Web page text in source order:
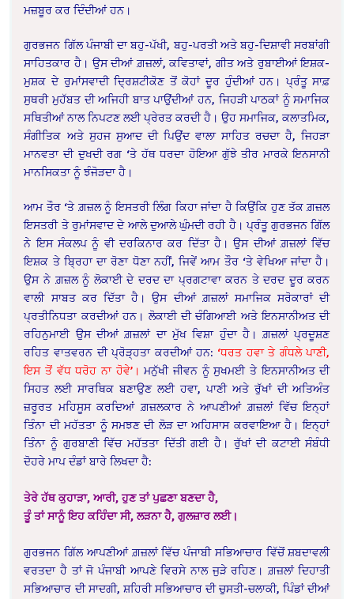
ਮਜ਼ਬੂਰ ਕਰ ਦਿੰਦੀਆਂ ਹਨ।
ਗੁਰਭਜਨ ਗਿੱਲ ਪੰਜਾਬੀ ਦਾ ਬਹੁ-ਪੱਖੀ, ਬਹੁ-ਪਰਤੀ ਅਤੇ ਬਹੁ-ਦਿਸ਼ਾਵੀ ਸਰਬਾਂਗੀ
ਸਾਹਿਤਕਾਰ ਹੈ। ਉਸ ਦੀਆਂ ਗ਼ਜ਼ਲਾਂ, ਕਵਿਤਾਵਾਂ, ਗੀਤ ਅਤੇ ਰੁਬਾਈਆਂ ਇਸ਼ਕ-
ਮੁਸ਼ਕ ਦੇ ਰੁਮਾਂਸਵਾਦੀ ਦ੍ਰਿਸ਼ਟੀਕੋਣ ਤੋਂ ਕੋਹਾਂ ਦੂਰ ਹੁੰਦੀਆਂ ਹਨ। ਪ੍ਰੰਤੂ ਸਾਫ਼
ਸੁਥਰੀ ਮੁਹੱਬਤ ਦੀ ਅਜਿਹੀ ਬਾਤ ਪਾਉਂਦੀਆਂ ਹਨ, ਜਿਹੜੀ ਪਾਠਕਾਂ ਨੂੰ ਸਮਾਜਿਕ
ਸਥਿਤੀਆਂ ਨਾਲ ਨਿਪਟਣ ਲਈ ਪ੍ਰੇਰਤ ਕਰਦੀ ਹੈ। ਉਹ ਸਮਾਜਿਕ, ਕਲਾਤਮਿਕ,
ਸੰਗੀਤਿਕ ਅਤੇ ਸੁਹਜ ਸੁਆਦ ਦੀ ਪਿਉਂਦ ਵਾਲਾ ਸਾਹਿਤ ਰਚਦਾ ਹੈ, ਜਿਹੜਾ
ਮਾਨਵਤਾ ਦੀ ਦੁਖਦੀ ਰਗ ‘ਤੇ ਹੱਥ ਧਰਦਾ ਹੋਇਆ ਗੁੱਝੇ ਤੀਰ ਮਾਰਕੇ ਇਨਸਾਨੀ
ਮਾਨਸਿਕਤਾ ਨੂੰ ਝੰਜੋੜਦਾ ਹੈ।
ਆਮ ਤੌਰ ‘ਤੇ ਗ਼ਜ਼ਲ ਨੂੰ ਇਸਤਰੀ ਲਿੰਗ ਕਿਹਾ ਜਾਂਦਾ ਹੈ ਕਿਉਂਕਿ ਹੁਣ ਤੱਕ ਗ਼ਜ਼ਲ
ਇਸਤਰੀ ਤੇ ਰੁਮਾਂਸਵਾਦ ਦੇ ਆਲੇ ਦੁਆਲੇ ਘੁੰਮਦੀ ਰਹੀ ਹੈ। ਪ੍ਰੰਤੂ ਗੁਰਭਜਨ ਗਿੱਲ
ਨੇ ਇਸ ਸੰਕਲਪ ਨੂੰ ਵੀ ਦਰਕਿਨਾਰ ਕਰ ਦਿੱਤਾ ਹੈ। ਉਸ ਦੀਆਂ ਗ਼ਜ਼ਲਾਂ ਵਿੱਚ
ਇਸ਼ਕ ਤੇ ਬ੍ਰਿਹਾ ਦਾ ਰੋਣਾ ਧੋਣਾ ਨਹੀਂ, ਜਿਵੇਂ ਆਮ ਤੌਰ ‘ਤੇ ਵੇਖਿਆ ਜਾਂਦਾ ਹੈ।
ਉਸ ਨੇ ਗ਼ਜ਼ਲ ਨੂੰ ਲੋਕਾਈ ਦੇ ਦਰਦ ਦਾ ਪ੍ਰਗਟਾਵਾ ਕਰਨ ਤੇ ਦਰਦ ਦੂਰ ਕਰਨ
ਵਾਲੀ ਸਾਬਤ ਕਰ ਦਿੱਤਾ ਹੈ। ਉਸ ਦੀਆਂ ਗ਼ਜ਼ਲਾਂ ਸਮਾਜਿਕ ਸਰੋਕਾਰਾਂ ਦੀ
ਪ੍ਰਤੀਨਿਧਤਾ ਕਰਦੀਆਂ ਹਨ। ਲੋਕਾਈ ਦੀ ਚੰਗਿਆਈ ਅਤੇ ਇਨਸਾਨੀਅਤ ਦੀ
ਰਹਿਨੁਮਾਈ ਉਸ ਦੀਆਂ ਗ਼ਜ਼ਲਾਂ ਦਾ ਮੁੱਖ ਵਿਸ਼ਾ ਹੁੰਦਾ ਹੈ। ਗ਼ਜ਼ਲਾਂ ਪ੍ਰਦੂਸ਼ਣ
ਰਹਿਤ ਵਾਤਵਰਨ ਦੀ ਪ੍ਰੋੜ੍ਹਤਾ ਕਰਦੀਆਂ ਹਨ: ‘ਧਰਤ ਹਵਾ ਤੇ ਗੰਧਲੇ ਪਾਣੀ,
ਇਸ ਤੋਂ ਵੱਧ ਧਰੋਹ ਨਾ ਹੋਵੇ’। ਮਨੁੱਖੀ ਜੀਵਨ ਨੂੰ ਸੁਖਮਈ ਤੇ ਇਨਸਾਨੀਅਤ ਦੀ
ਸਿਹਤ ਲਈ ਸਾਰਥਿਕ ਬਣਾਉਣ ਲਈ ਹਵਾ, ਪਾਣੀ ਅਤੇ ਰੁੱਖਾਂ ਦੀ ਅਤਿਅੰਤ
ਜ਼ਰੂਰਤ ਮਹਿਸੂਸ ਕਰਦਿਆਂ ਗ਼ਜ਼ਲਕਾਰ ਨੇ ਆਪਣੀਆਂ ਗ਼ਜ਼ਲਾਂ ਵਿੱਚ ਇਨ੍ਹਾਂ
ਤਿੰਨਾ ਦੀ ਮਹੱਤਤਾ ਨੂੰ ਸਮਝਣ ਦੀ ਲੋੜ ਦਾ ਅਹਿਸਾਸ ਕਰਵਾਇਆ ਹੈ। ਇਨ੍ਹਾਂ
ਤਿੰਨਾ ਨੂੰ ਗੁਰਬਾਣੀ ਵਿੱਚ ਮਹੱਤਤਾ ਦਿੱਤੀ ਗਈ ਹੈ। ਰੁੱਖਾਂ ਦੀ ਕਟਾਈ ਸੰਬੰਧੀ
ਦੋਹਰੇ ਮਾਪ ਦੰਡਾਂ ਬਾਰੇ ਲਿਖਦਾ ਹੈ:
ਤੇਰੇ ਹੱਥ ਕੁਹਾੜਾ, ਆਰੀ, ਹੁਣ ਤਾਂ ਪੁਛਣਾ ਬਣਦਾ ਹੈ,
ਤੂੰ ਤਾਂ ਸਾਨੂੰ ਇਹ ਕਹਿੰਦਾ ਸੀ, ਲੜਨਾ ਹੈ, ਗੁਲਜ਼ਾਰ ਲਈ।
ਗੁਰਭਜਨ ਗਿੱਲ ਆਪਣੀਆਂ ਗ਼ਜ਼ਲਾਂ ਵਿੱਚ ਪੰਜਾਬੀ ਸਭਿਆਚਾਰ ਵਿੱਚੋਂ ਸ਼ਬਦਾਵਲੀ
ਵਰਤਦਾ ਹੈ ਤਾਂ ਜੋ ਪੰਜਾਬੀ ਆਪਣੇ ਵਿਰਸੇ ਨਾਲ ਜੁੜੇ ਰਹਿਣ। ਗ਼ਜ਼ਲਾਂ ਦਿਹਾਤੀ
ਸਭਿਆਚਾਰ ਦੀ ਸਾਦਗੀ, ਸ਼ਹਿਰੀ ਸਭਿਆਚਾਰ ਦੀ ਚੁਸਤੀ-ਚਲਾਕੀ, ਪਿੰਡਾਂ ਦੀਆਂ